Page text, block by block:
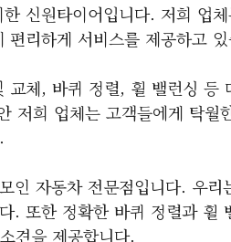
신원타이어입니다. 저희 업
리하게 서비스를 제공하고
교체, 바퀴 정렬, 휠 밸런싱 등
저희 업체는 고객들에게 탁월
인 자동차 전문점입니다. 우
. 또한 정확한 바퀴 정렬과 휠
견을 제공합니다.